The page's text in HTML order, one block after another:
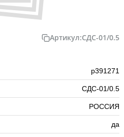
Артикул:СДС-01/0.5
р391271
СДС-01/0.5
РОССИЯ
да